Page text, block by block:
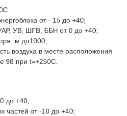
от - 15 до +40;
УВ, ШГВ, ББН от 0 до +40;
м до1000;
воздуха в месте расположения
98 при t=+250С.
до +40;
частей от -10 до +40;